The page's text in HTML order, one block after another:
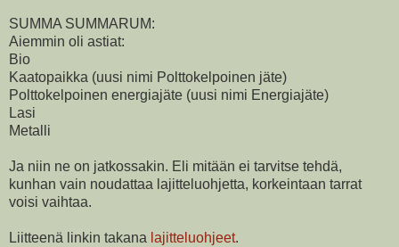
SUMMA SUMMARUM:
Aiemmin oli astiat:
Bio
Kaatopaikka (uusi nimi Polttokelpoinen jäte)
Polttokelpoinen energiajäte (uusi nimi Energiajäte)
Lasi
Metalli
Ja niin ne on jatkossakin. Eli mitään ei tarvitse tehdä,
kunhan vain noudattaa lajitteluohjetta, korkeintaan tarrat
voisi vaihtaa.
Liitteenä linkin takana lajitteluohjeet.